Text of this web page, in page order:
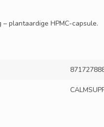
plantaardige HPMC-capsule.